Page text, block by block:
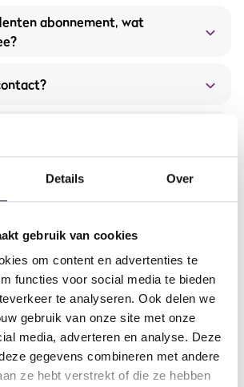
Details Over
gebruik van cookies
om content en advertenties te
functies voor social media te bieden
te analyseren. Ook delen we
gebruik van onze site met onze
media, adverteren en analyse. Deze
gegevens combineren met andere
ze hebt verstrekt of die ze hebben
contactformulier
afspraken boeken met je
een nieuwe trainingsschema
Strenght en Life Fitness
op gebied van groepstrainingen
abonnement, wat
nieuwe app downloaden?
ProFit Gym app pagina
ondernemen?
app
in mijn abonnement?
hetzelfde?
betalen?